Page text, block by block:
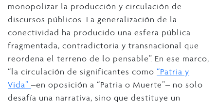
monopolizar la producción y circulación de
discursos públicos. La generalización de la
conectividad ha producido una esfera pública
fragmentada, contradictoria y transnacional que
reordena el terreno de lo pensable”. En ese marco,
“la circulación de significantes como “Patria y
Vida”‒en oposición a “Patria o Muerte”‒ no solo
desafía una narrativa, sino que destituye un